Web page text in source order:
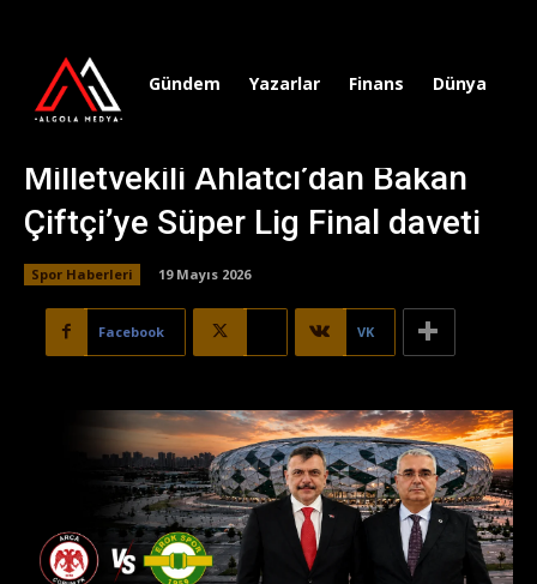
Gündem Yazarlar Finans Dünya
Milletvekili Ahlatcı’dan Bakan
Çiftçi’ye Süper Lig Final daveti
Spor Haberleri 19 Mayıs 2026
Facebook VK